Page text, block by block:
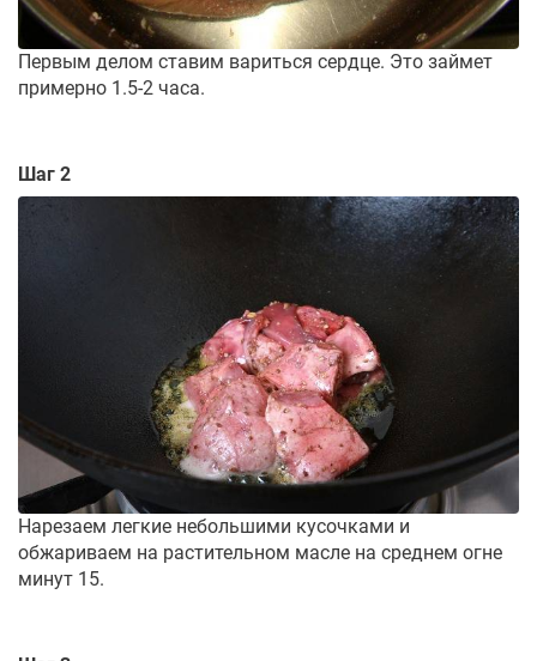
Первым делом ставим вариться сердце. Это займет
примерно 1.5-2 часа.
Шаг 2
Нарезаем легкие небольшими кусочками и
обжариваем на растительном масле на среднем огне
минут 15.